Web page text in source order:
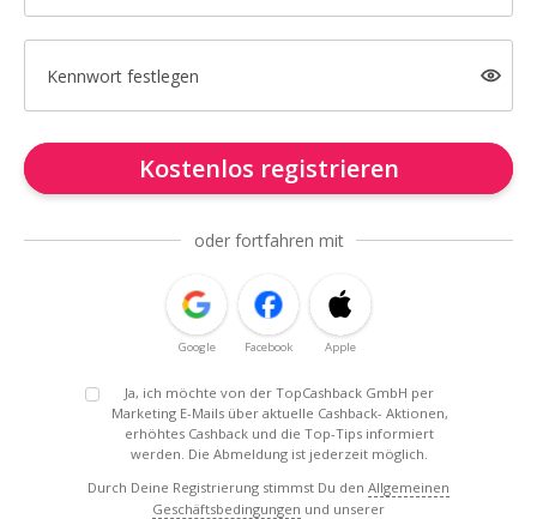
Kennwort festlegen
Kostenlos registrieren
oder fortfahren mit
Google Facebook Apple
Ja, ich möchte von der TopCashback GmbH per
Marketing E-Mails über aktuelle Cashback- Aktionen,
erhöhtes Cashback und die Top-Tips informiert
werden. Die Abmeldung ist jederzeit möglich.
Durch Deine Registrierung stimmst Du den Allgemeinen
Geschäftsbedingungen und unserer